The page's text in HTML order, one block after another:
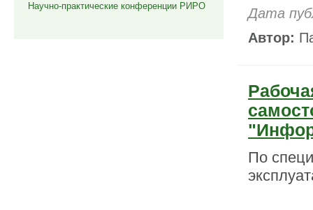
Научно-практические конференции РИРО
Дата
Автор:
По